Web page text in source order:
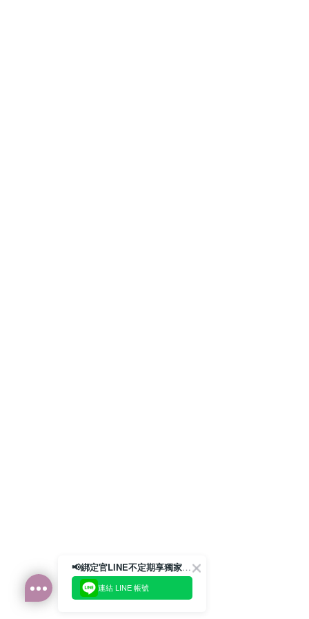
📢綁定官LINE不定期享獨家優惠券
連結 LINE 帳號